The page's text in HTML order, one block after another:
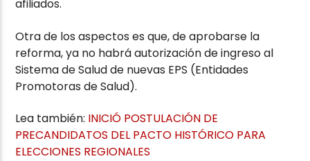
afiliados.
Otra de los aspectos es que, de aprobarse la
reforma, ya no habrá autorización de ingreso al
Sistema de Salud de nuevas EPS (Entidades
Promotoras de Salud).
Lea también: INICIÓ POSTULACIÓN DE
PRECANDIDATOS DEL PACTO HISTÓRICO PARA
ELECCIONES REGIONALES